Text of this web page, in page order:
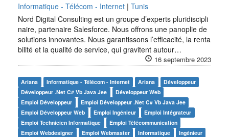
Informatique - Télécom - Internet | Tunis
Nord Digital Consulting est un groupe d’experts pluridiscipli
naire, partenaire Salesforce. Nous offrons une panoplie de
solutions innovantes. Nous garantissons l’efficacité, la renta
bilité et la qualité de service, qui gravitent autour…
16 septembre 2023
Ariana Informatique - Télécom - Internet Ariana
Développeur
Développeur .net C# Vb Java Jee
Développeur Web
Emploi Développeur
Emploi Développeur .net C# Vb Java Jee
Emploi Développeur Web
Emploi Ingénieur
Emploi Intégrateur
Emploi Technicien Informatique
Emploi Télécommunication
Emploi Webdesigner
Emploi Webmaster Informatique
Ingénieur